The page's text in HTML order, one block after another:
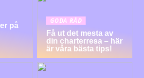
på
GODA RÅD
Få ut det mesta av
din charterresa – här
är våra bästa tips!